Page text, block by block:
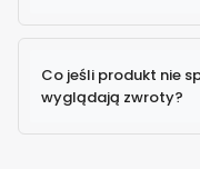
100%
Co jeśli produkt nie
wyglądają zwroty?